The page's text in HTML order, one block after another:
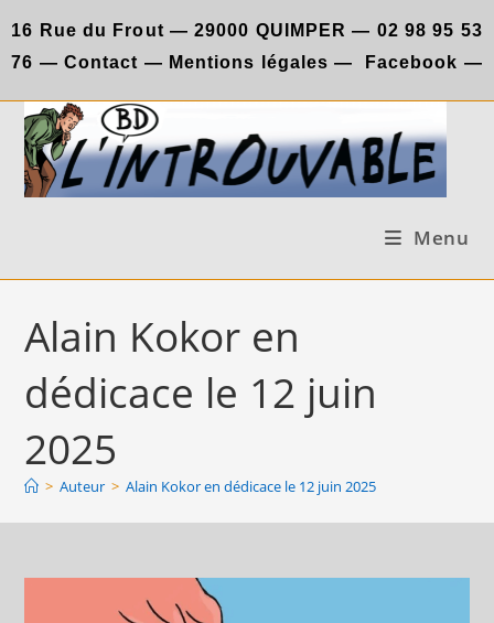
to
content
16 Rue du Frout —29000 QUIMPER — 02 98 95 53
76 — Contact — Mentions légales — Facebook —
Menu
Alain Kokor en
dédicace le 12 juin
2025
> Auteur > Alain Kokor en dédicace le 12 juin 2025